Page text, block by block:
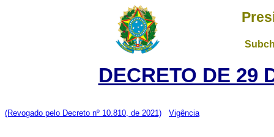
DECRETO DE 29
(Revogado pelo Decreto nº 10.810, de 2021) Vigência